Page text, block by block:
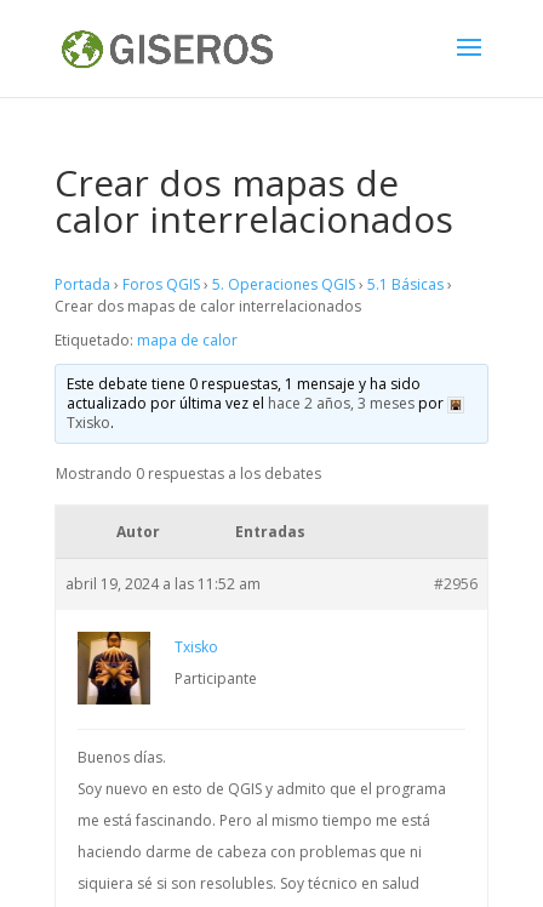
Crear dos mapas de
calor interrelacionados
Portada › Foros QGIS› 5. Operaciones QGIS› 5.1 Básicas›
Crear dos mapas de calor interrelacionados
Etiquetado: mapa de calor
Este debate tiene 0 respuestas, 1 mensaje y ha sido
actualizado por última vez el hace 2 años, 3 mesespor
Txisko.
Mostrando 0 respuestas a los debates
Autor Entradas
abril 19, 2024 a las 11:52 am #2956
Txisko
Participante
Buenos días.
Soy nuevo en esto de QGIS y admito que el programa
me está fascinando. Pero al mismo tiempo me está
haciendo darme de cabeza con problemas que ni
siquiera sé si son resolubles. Soy técnico en salud